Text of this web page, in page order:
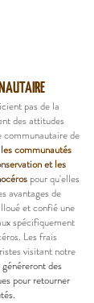
pas de la
des attitudes
communautaire de
communautés
et les
pour qu'elles
avantages de
et confié une
spécifiquement
Les frais
visitant notre
généreront des
pour retourner